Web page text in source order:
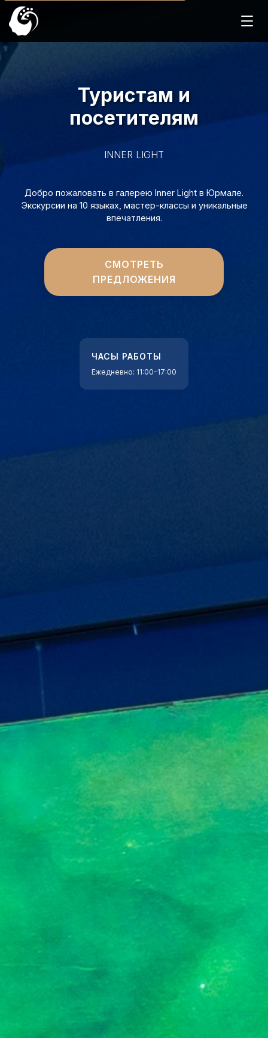
Туристам и
посетителям
INNER LIGHT
Добро пожаловать в галерею Inner Light в Юрмале.
Экскурсии на 10 языках, мастер-классы и уникальные
впечатления.
СМОТРЕТЬ
ПРЕДЛОЖЕНИЯ
ЧАСЫ РАБОТЫ
Ежедневно: 11:00–17:00